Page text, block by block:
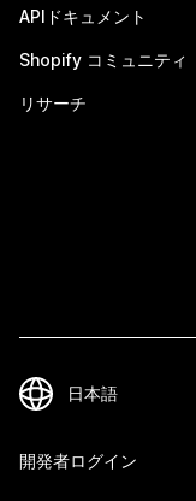
APIドキュメント
Shopify コミュニティ
リサーチ
開発者ログイン